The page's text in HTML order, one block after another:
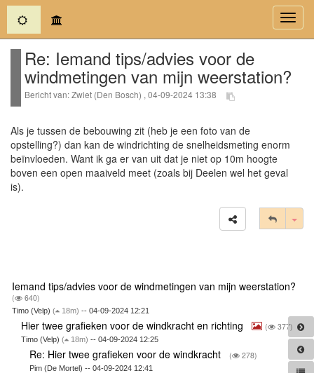
(current)
Re: Iemand tips/advies voor de
windmetingen van mijn weerstation?
Bericht van: Zwiet (Den Bosch) , 04-09-2024 13:38
Als je tussen de bebouwing zit (heb je een foto van de
opstelling?) dan kan de windrichting de snelheidsmeting enorm
beïnvloeden. Want ik ga er van uit dat je niet op 10m hoogte
boven een open maaiveld meet (zoals bij Deelen wel het geval
is).
Iemand tips/advies voor de windmetingen van mijn weerstation?
( 640)
Timo (Velp) ( 18m) -- 04-09-2024 12:21
Hier twee grafieken voor de windkracht en richting ( 377)
Timo (Velp) ( 18m) -- 04-09-2024 12:25
Re: Hier twee grafieken voor de windkracht ( 278)
Pim (De Mortel) -- 04-09-2024 12:41